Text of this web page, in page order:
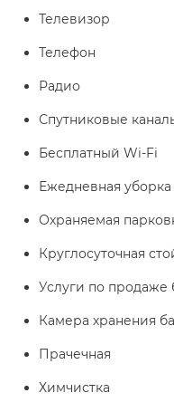
Телевизор
Телефон
Радио
Спутниковые
Бесплатный Wi-Fi
Ежедневная
Охраняемая
Круглосуточная
Услуги по продаже
Камера хранения
Прачечная
Химчистка